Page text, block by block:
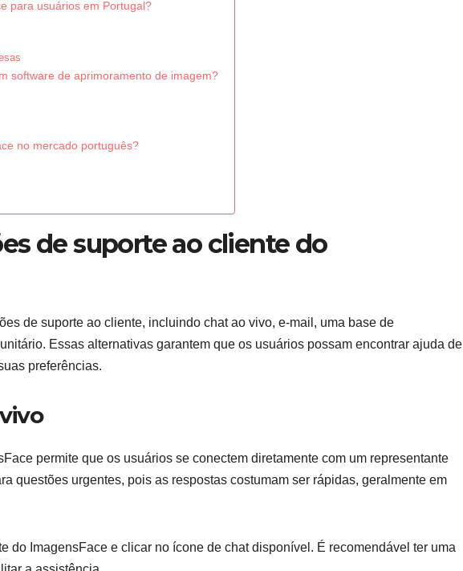
para usuários em Portugal?
software de aprimoramento de imagem?
no mercado português?
de suporte ao cliente do
de suporte ao cliente, incluindo chat ao vivo, e-mail, uma base de
Essas alternativas garantem que os usuários possam encontrar ajuda de
preferências.
permite que os usuários se conectem diretamente com um representante
questões urgentes, pois as respostas costumam ser rápidas, geralmente em
do ImagensFace e clicar no ícone de chat disponível. É recomendável ter uma